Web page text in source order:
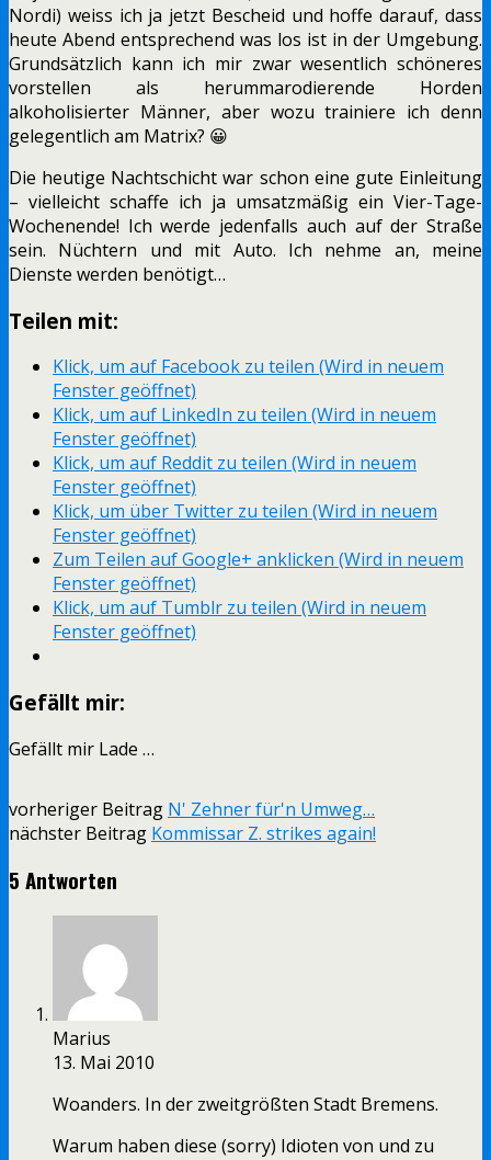
Nordi) weiss ich ja jetzt Bescheid und hoffe darauf, dass
heute Abend entsprechend was los ist in der Umgebung.
Grundsätzlich kann ich mir zwar wesentlich schöneres
vorstellen als herummarodierende Horden
alkoholisierter Männer, aber wozu trainiere ich denn
gelegentlich am Matrix? 😀
Die heutige Nachtschicht war schon eine gute Einleitung
– vielleicht schaffe ich ja umsatzmäßig ein Vier-Tage-
Wochenende! Ich werde jedenfalls auch auf der Straße
sein. Nüchtern und mit Auto. Ich nehme an, meine
Dienste werden benötigt…
Teilen mit:
Klick, um auf Facebook zu teilen (Wird in neuem
Fenster geöffnet)
Klick, um auf LinkedIn zu teilen (Wird in neuem
Fenster geöffnet)
Klick, um auf Reddit zu teilen (Wird in neuem
Fenster geöffnet)
Klick, um über Twitter zu teilen (Wird in neuem
Fenster geöffnet)
Zum Teilen auf Google+ anklicken (Wird in neuem
Fenster geöffnet)
Klick, um auf Tumblr zu teilen (Wird in neuem
Fenster geöffnet)
Gefällt mir:
Gefällt mir Lade …
vorheriger Beitrag N' Zehner für'n Umweg…
nächster Beitrag Kommissar Z. strikes again!
5 Antworten
Marius
13. Mai 2010
Woanders. In der zweitgrößten Stadt Bremens.
Warum haben diese (sorry) Idioten von und zu